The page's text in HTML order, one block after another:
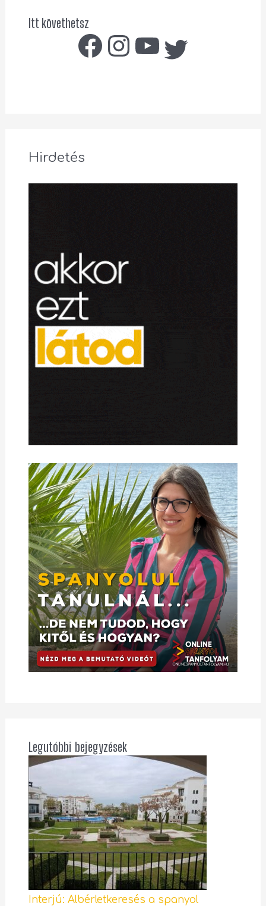
Itt követhetsz
Hirdetés
Legutóbbi bejegyzések
Interjú: Albérletkeresés a spanyol